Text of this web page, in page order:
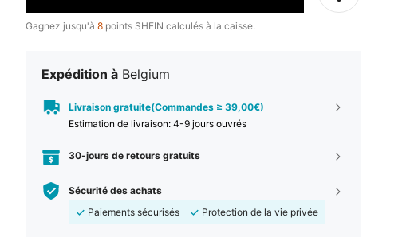
Gagnez jusqu'à 8 points SHEIN calculés à la caisse.
Expédition à Belgium
Livraison gratuite(Commandes ≥ 39,00€)
Estimation de livraison: 4-9 jours ouvrés
30-jours de retours gratuits
Sécurité des achats
Paiements sécurisés
Protection de la vie privée